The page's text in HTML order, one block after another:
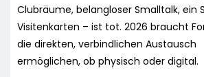
Clubräume, belangloser Smalltalk, ein
Visitenkarten – ist tot. 2026 braucht
die direkten, verbindlichen Austausch
ermöglichen, ob physisch oder digital.